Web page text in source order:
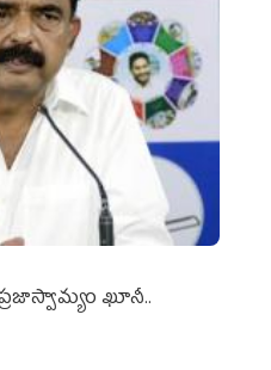
ఖూనీ..